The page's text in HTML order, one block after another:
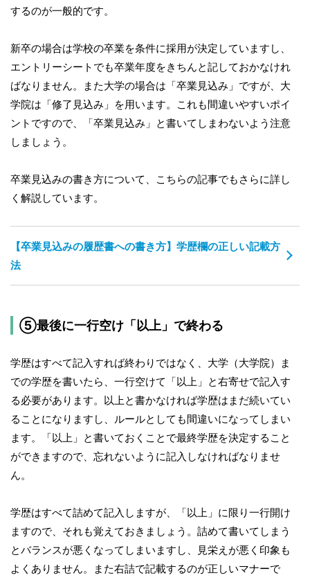
するのが一般的です。
新卒の場合は学校の卒業を条件に採用が決定していますし、
エントリーシートでも卒業年度をきちんと記しておかなけれ
ばなりません。また大学の場合は「卒業見込み」ですが、大
学院は「修了見込み」を用います。これも間違いやすいポイ
ントですので、「卒業見込み」と書いてしまわないよう注意
しましょう。
卒業見込みの書き方について、こちらの記事でもさらに詳し
く解説しています。
【卒業見込みの履歴書への書き方】学歴欄の正しい記載方
法
⑤最後に一行空け「以上」で終わる
学歴はすべて記入すれば終わりではなく、大学（大学院）ま
での学歴を書いたら、一行空けて「以上」と右寄せで記入す
る必要があります。以上と書かなければ学歴はまだ続いてい
ることになりますし、ルールとしても間違いになってしまい
ます。「以上」と書いておくことで最終学歴を決定すること
ができますので、忘れないように記入しなければなりませ
ん。
学歴はすべて詰めて記入しますが、「以上」に限り一行開け
ますので、それも覚えておきましょう。詰めて書いてしまう
とバランスが悪くなってしまいますし、見栄えが悪く印象も
よくありません。また右詰で記載するのが正しいマナーで